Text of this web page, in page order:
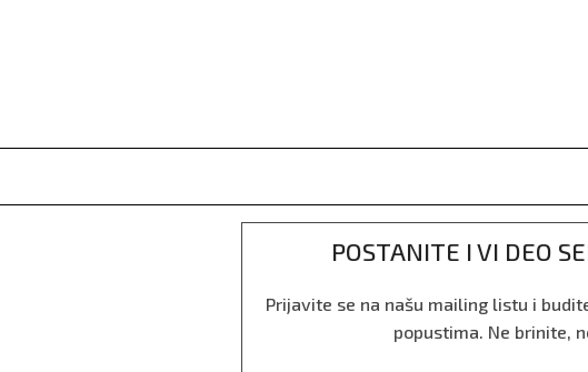
POSTANITE I VI DEO
Prijavite se na našu mailing listu i
popustima. Ne brinite,